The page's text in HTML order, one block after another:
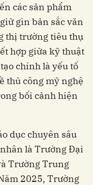
các sản phẩm
gìn bản sắc văn
thị trường tiêu thụ
hợp giữa kỹ thuật
chính là yếu tố
thủ công mỹ nghệ
bối cảnh hiện
dục chuyên sâu
là Trường Đại
Trường Trung
2025, Trường